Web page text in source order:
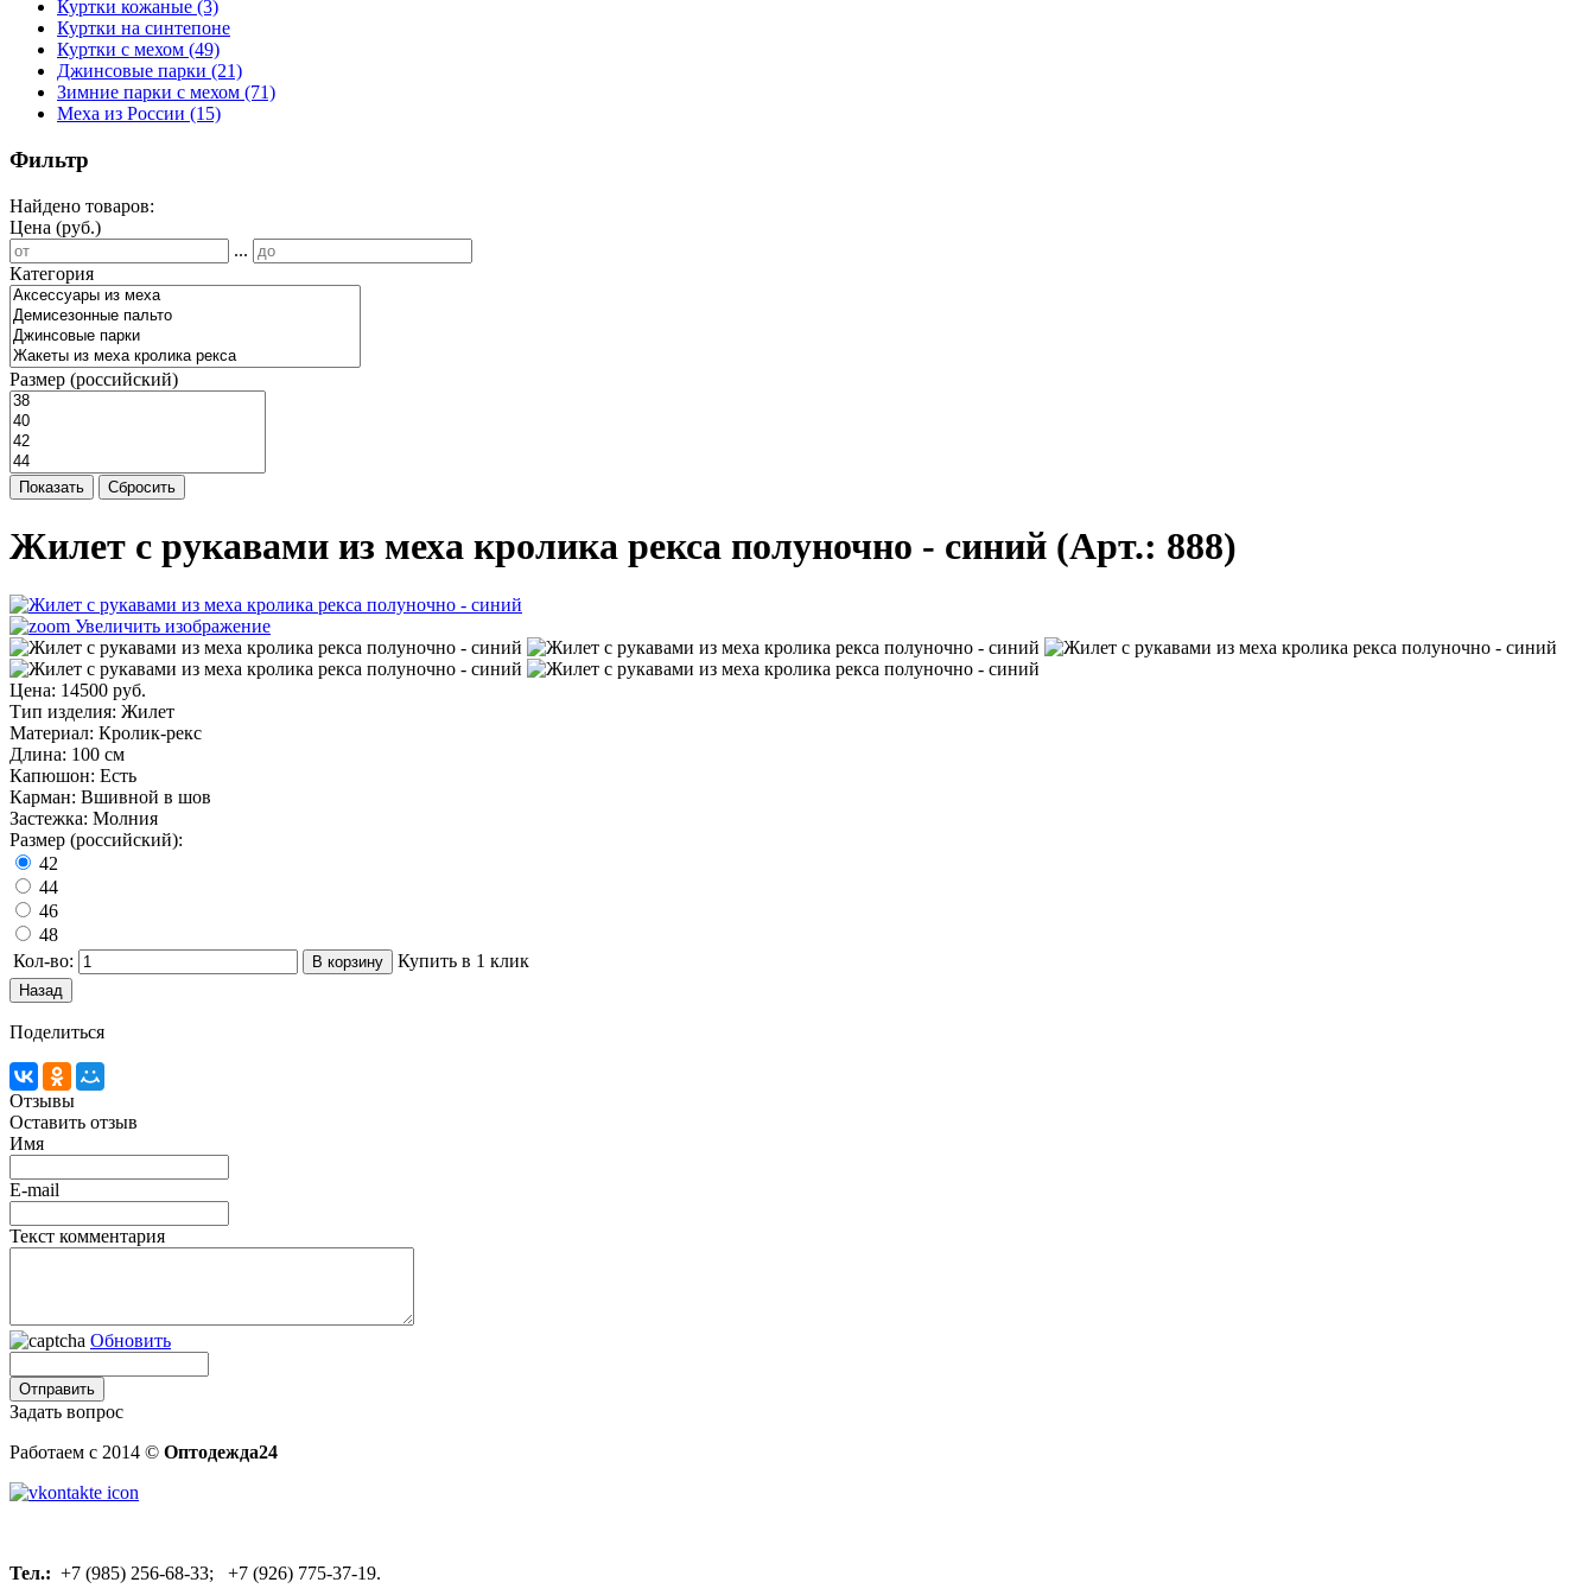
Куртки кожаные (3)
Куртки на синтепоне
Куртки с мехом (49)
Джинсовые парки (21)
Зимние парки с мехом (71)
Меха из России (15)
Фильтр
Найдено товаров:
Цена (руб.)
...
Категория
Размер (российский)
Показать Сбросить
Жилет с рукавами из меха кролика рекса полуночно - синий (Арт.: 888)
Увеличить изображение
Цена: 14500 руб.
Тип изделия: Жилет
Материал: Кролик-рекс
Длина: 100 см
Капюшон: Есть
Карман: Вшивной в шов
Застежка: Молния
Размер (российский):
42
44
46
48
Кол-во:
Купить в 1 клик
Поделиться
Отзывы
Оставить отзыв
Имя
E-mail
Текст комментария
Обновить
Задать вопрос
Работаем с 2014 © Оптодежда24
Тел.: +7 (985) 256-68-33; +7 (926) 775-37-19.